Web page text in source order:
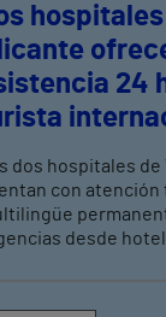
24
dos hospitales
con atención
desde